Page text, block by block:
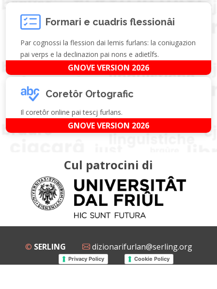
Formari e cuadris flessionâi
Par cognossi la flession dai lemis furlans: la coniugazion
pai verps e la declinazion pai nons e adietîfs.
GNOVE VERSION 2026
Coretôr Ortografic
Il coretôr online pai tescj furlans.
GNOVE VERSION 2026
Cul patrocini di
© SERLING dizionarifurlan@serling.org
Privacy Policy Cookie Policy